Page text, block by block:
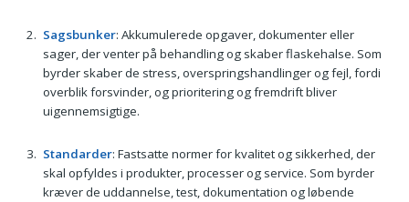
Sagsbunker: Akkumulerede opgaver, dokumenter eller
sager, der venter på behandling og skaber flaskehalse. Som
byrder skaber de stress, overspringshandlinger og fejl, fordi
overblik forsvinder, og prioritering og fremdrift bliver
uigennemsigtige.
Standarder: Fastsatte normer for kvalitet og sikkerhed, der
skal opfyldes i produkter, processer og service. Som byrder
kræver de uddannelse, test, dokumentation og løbende